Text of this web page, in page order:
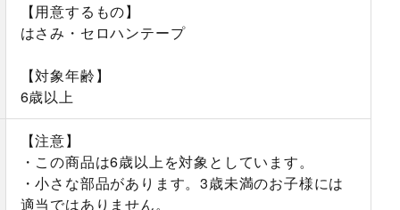
【用意するもの】
はさみ・セロハンテープ
【対象年齢】
6歳以上
【注意】
・この商品は6歳以上を対象としています。
・小さな部品があります。3歳未満のお子様には
適当ではありません。